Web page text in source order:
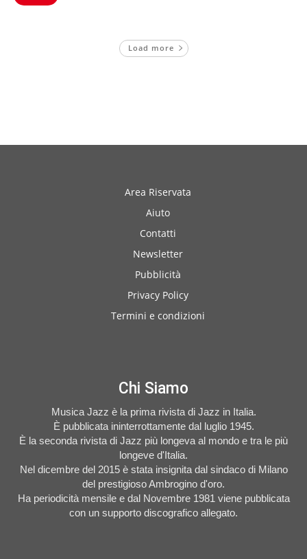
Load more
Area Riservata
Aiuto
Contatti
Newsletter
Pubblicità
Privacy Policy
Termini e condizioni
Chi Siamo
Musica Jazz è la prima rivista di Jazz in Italia.
È pubblicata ininterrottamente dal luglio 1945.
È la seconda rivista di Jazz più longeva al mondo e tra le più
longeve d'Italia.
Nel dicembre del 2015 è stata insignita dal sindaco di Milano
del prestigioso Ambrogino d'oro.
Ha periodicità mensile e dal Novembre 1981 viene pubblicata
con un supporto discografico allegato.